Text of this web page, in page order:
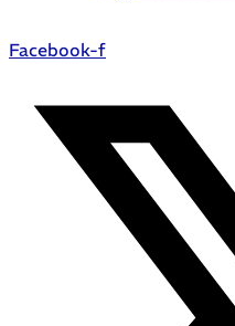
Facebook-f